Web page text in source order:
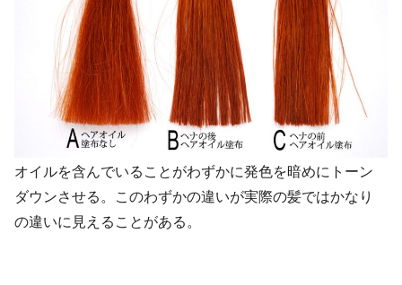
オイルを含んでいることがわずかに発色を暗めにトーン
ダウンさせる。このわずかの違いが実際の髪ではかなり
の違いに見えることがある。